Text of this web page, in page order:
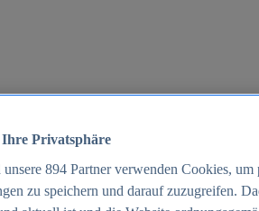
Privatsphäre
unsere 894 Partner verwenden Cookies, um
zu speichern und darauf zuzugreifen.